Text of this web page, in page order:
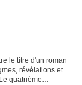
le titre d'un roman
révélations et
quatrième